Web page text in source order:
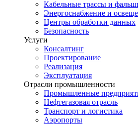
Кабельные трассы и
Энергоснабжение и
Центры обработки данных
Безопасность
Услуги
Консалтинг
Проектирование
Реализация
Эксплуатация
Отрасли промышленности
Промышленные
Нефтегазовая отрасль
Транспорт и логистика
Аэропорты